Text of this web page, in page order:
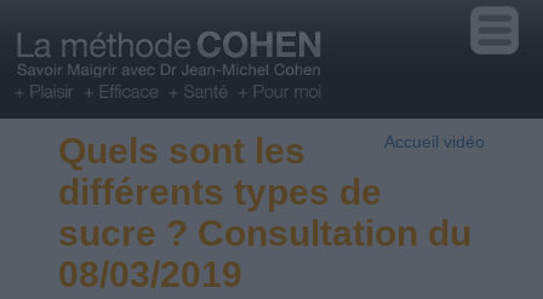
Accueil vidéo
Quels sont les
différents types de
sucre ? Consultation du
08/03/2019